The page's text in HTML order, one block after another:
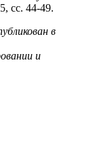
сс. 44-49.
в
и